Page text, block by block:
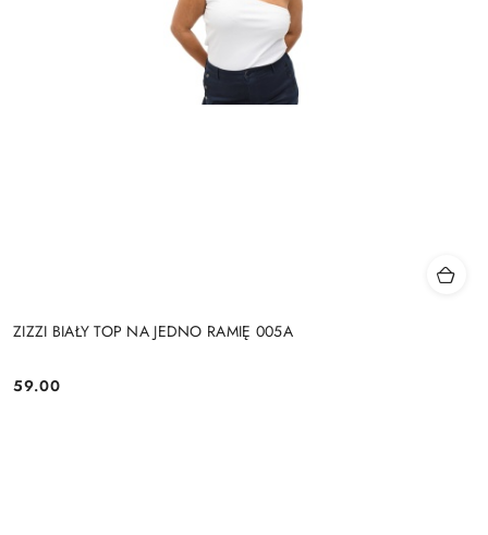
ZIZZI BIAŁY TOP NA JEDNO RAMIĘ 005A
Cena:
59.00